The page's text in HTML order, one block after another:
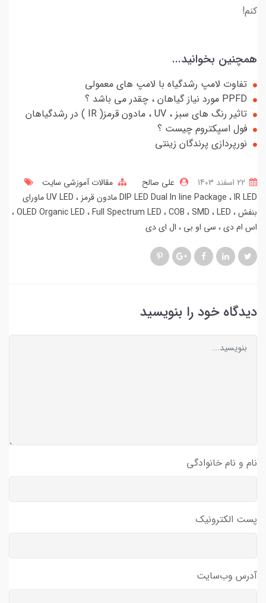
کنم!
همچنین بخوانید...
تفاوت لامپ رشدگیاه با لامپ های معمولی
PPFD مورد نیاز گیاهان ، چقدر می باشد ؟
تاثیر رنگ های سبز ، UV ، مادون قرمز( IR ) در رشدگیاهان
فول اسپکتروم چیست ؟
نورپردازی پرندگان زینتی
علی صالح
مقالات آموزشی سایت
DIP LED Dual In line Package IR LED مادون قرمز
UV LED ماورای
بنفش
OLED Organic LED Full Spectrum LED COB SMD LED
اس ام دی سی او بی ال ای دی
دیدگاه خود را بنویسید
نام و نام خانوادگی
پست الکترونیک
آدرس وب‌سایت